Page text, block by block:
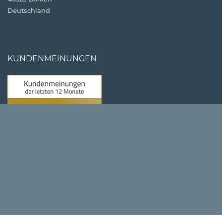
Deutschland
KUNDENMEINUNGEN